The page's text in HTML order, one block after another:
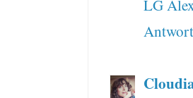
LG